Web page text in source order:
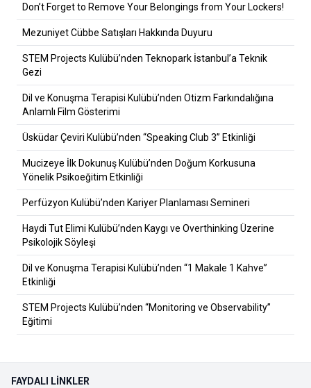
Don’t Forget to Remove Your Belongings from Your Lockers!
Mezuniyet Cübbe Satışları Hakkında Duyuru
STEM Projects Kulübü’nden Teknopark İstanbul’a Teknik
Gezi
Dil ve Konuşma Terapisi Kulübü’nden Otizm Farkındalığına
Anlamlı Film Gösterimi
Üsküdar Çeviri Kulübü’nden “Speaking Club 3” Etkinliği
Mucizeye İlk Dokunuş Kulübü’nden Doğum Korkusuna
Yönelik Psikoeğitim Etkinliği
Perfüzyon Kulübü’nden Kariyer Planlaması Semineri
Haydi Tut Elimi Kulübü’nden Kaygı ve Overthinking Üzerine
Psikolojik Söyleşi
Dil ve Konuşma Terapisi Kulübü’nden “1 Makale 1 Kahve”
Etkinliği
STEM Projects Kulübü’nden “Monitoring ve Observability”
Eğitimi
FAYDALI LINKLER